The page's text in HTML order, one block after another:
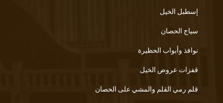
إسطبل الخيل
سياج الحصان
نوافذ وأبواب الحظيرة
قفزات عروض الخيل
قلم رمي القلم والمشي على الحصان